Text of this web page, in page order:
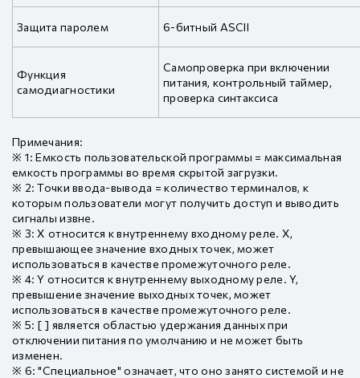
Защита паролем 6-битный ASCII
Функция
самодиагностики
Самопроверка при включении
питания, контрольный таймер,
проверка синтаксиса
Примечания:
※ 1: Емкость пользовательской программы = максимальная
емкость программы во время скрытой загрузки.
※ 2: Точки ввода-вывода = количество терминалов, к
которым пользователи могут получить доступ и выводить
сигналы извне.
※ 3: X относится к внутреннему входному реле. X,
превышающее значение входных точек, может
использоваться в качестве промежуточного реле.
※ 4: Y относится к внутреннему выходному реле. Y,
превышение значение выходных точек, может
использоваться в качестве промежуточного реле.
※ 5: [ ] является областью удержания данных при
отключении питания по умолчанию и не может быть
изменен.
※ 6: "Специальное" означает, что оно занято системой и не